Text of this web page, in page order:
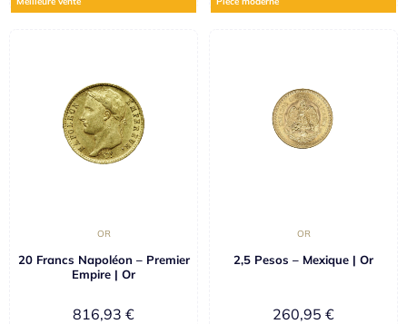
OR
20 Francs Napoléon – Premier
Empire | Or
816,93 €
OR
2,5 Pesos – Mexique | Or
260,95 €